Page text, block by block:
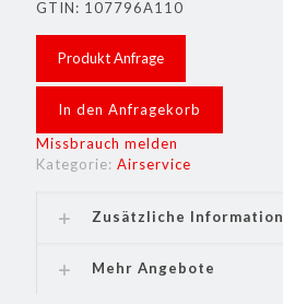
GTIN: 107796A110
Produkt Anfrage
In den Anfragekorb
Missbrauch melden
Kategorie: Airservice
Zusätzliche Information
Mehr Angebote